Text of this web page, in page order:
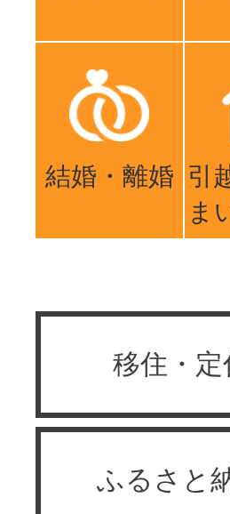
結婚・離婚 引
ま
移住・定
ふるさと